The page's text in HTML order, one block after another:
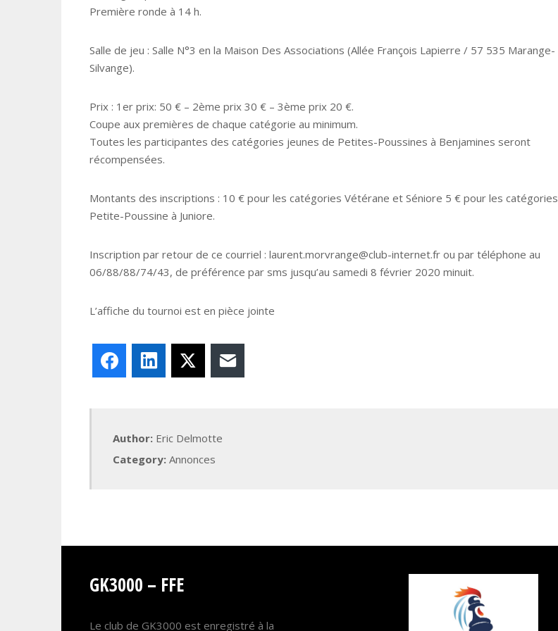
Première ronde à 14 h.
Salle de jeu : Salle N°3 en la Maison Des Associations (Allée François Lapierre / 57 535 Marange-
Silvange).
Prix : 1er prix: 50 € – 2ème prix 30 € – 3ème prix 20 €.
Coupe aux premières de chaque catégorie au minimum.
Toutes les participantes des catégories jeunes de Petites-Poussines à Benjamines seront
récompensées.
Montants des inscriptions : 10 € pour les catégories Vétérane et Séniore 5 € pour les catégories
Petite-Poussine à Juniore.
Inscription par retour de ce courriel : laurent.morvrange@club-internet.fr ou par téléphone au
06/88/88/74/43, de préférence par sms jusqu’au samedi 8 février 2020 minuit.
L’affiche du tournoi est en pièce jointe
FacebookLinkedIn
Author: Eric Delmotte
Category: Annonces
GK3000 – FFE
Le club de GK3000 est enregistré à la